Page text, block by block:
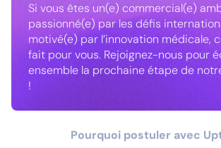
Si vous êtes un(e) commercial(e)
passionné(e) par les défis
motivé(e) par l’innovation médicale,
fait pour vous. Rejoignez-nous pour
ensemble la prochaine étape de
!
Pourquoi postuler avec